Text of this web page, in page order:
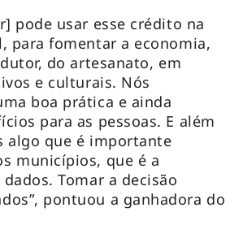
pode usar esse crédito na
para fomentar a economia,
do artesanato, em
e culturais. Nós
boa prática e ainda
para as pessoas. E além
algo que é importante
municípios, que é a
Tomar a decisão
pontuou a ganhadora do